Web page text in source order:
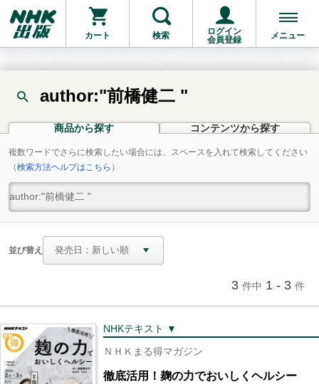
カート 検索
ログイン
会員登録
メニュー
author:"前橋健二 "
商品から探す コンテンツから探す
複数ワードでさらに検索したい場合には、スペースを入れて検索してください
（検索方法ヘルプはこちら ）
並び替え
3 件中 1 - 3 件
NHKテキスト ▼
ＮＨＫまる得マガジン
徹底活用！麹の力でおいしくヘルシー